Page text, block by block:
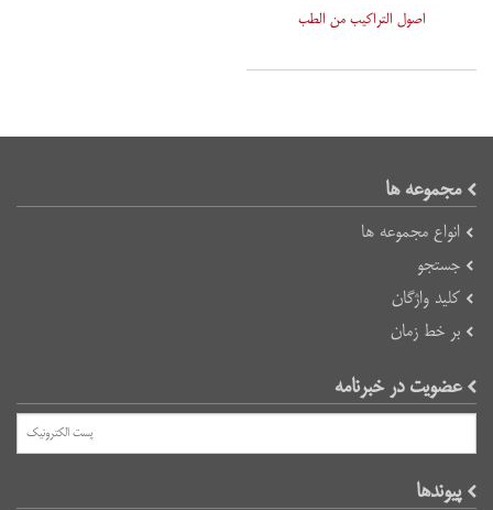
اصول التّراکیب من الطّب
مجموعه ها
انواع مجموعه ها
جستجو
کلید واژگان
بر خط زمان
عضویت در خبرنامه
پیوند‌ها